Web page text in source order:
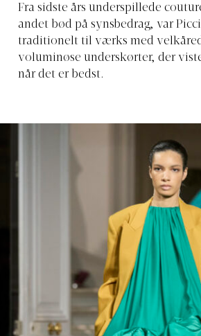
Fra sidste års underspillede
andet bød på synsbedrag, var
traditionelt til værks med
voluminøse underskørter, der
når det er bedst.